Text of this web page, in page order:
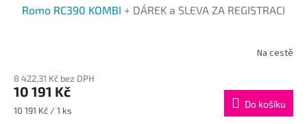
A
R
A
Romo RC390 KOMBI + DÁREK a SLEVA ZA REGISTRACI
Na cestě
8 422,31 Kč bez DPH
10 191 Kč
Měrná
10 191 Kč / 1 ks
Do košíku